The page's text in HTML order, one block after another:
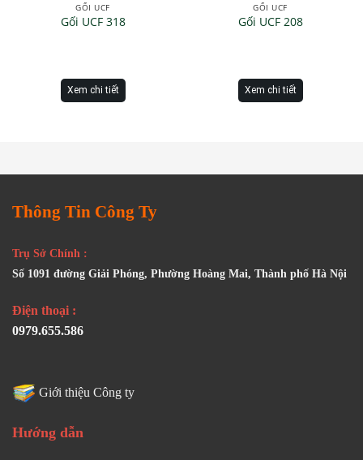
GỐI UCF
Gối UCF 318
Xem chi tiết
GỐI UCF
Gối UCF 208
Xem chi tiết
Thông Tin Công Ty
Trụ Sở Chính :
Số 1091 đường Giải Phóng, Phường Hoàng Mai, Thành phố Hà Nội
Điện thoại :
0979.655.586
Giới thiệu Công ty
Hướng dẫn